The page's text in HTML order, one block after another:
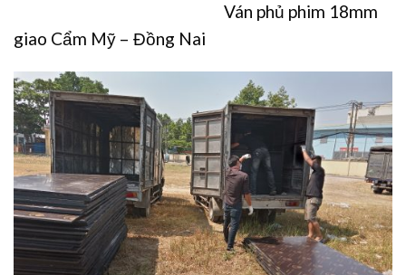
Ván phủ phim 18mm
giao Cẩm Mỹ – Đồng Nai